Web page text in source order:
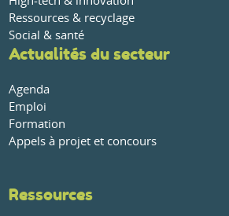
Ressources & recyclage
Social & santé
Actualités du secteur
Agenda
Emploi
Formation
Appels à projet et concours
Ressources